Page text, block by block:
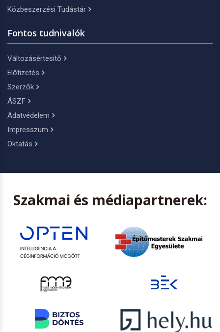
Közbeszerzési Tudástár
Fontos tudnivalók
Változásértesítő
Előfizetés
Szerzők
ÁSZF
Adatvédelem
Impresszum
Oktatás
Szakmai és médiapartnerek: